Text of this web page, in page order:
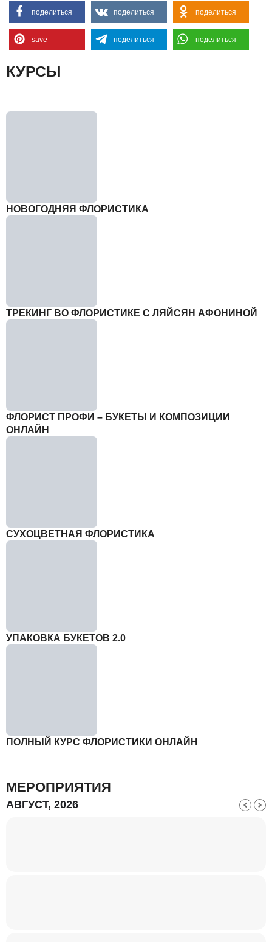
поделиться поделиться поделиться
save поделиться поделиться
КУРСЫ
НОВОГОДНЯЯ ФЛОРИСТИКА
ТРЕКИНГ ВО ФЛОРИСТИКЕ С ЛЯЙСЯН АФОНИНОЙ
ФЛОРИСТ ПРОФИ – БУКЕТЫ И КОМПОЗИЦИИ
ОНЛАЙН
СУХОЦВЕТНАЯ ФЛОРИСТИКА
УПАКОВКА БУКЕТОВ 2.0
ПОЛНЫЙ КУРС ФЛОРИСТИКИ ОНЛАЙН
МЕРОПРИЯТИЯ
АВГУСТ, 2026